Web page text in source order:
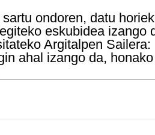
ondoren, datu
eskubidea
Argitalpen
ahal izango da,